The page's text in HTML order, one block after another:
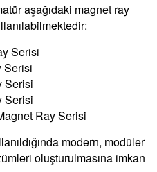
aşağıdaki magnet ray
Serisi
Serisi
Serisi
Serisi
Ray Serisi
modern, modüler
oluşturulmasına imkan